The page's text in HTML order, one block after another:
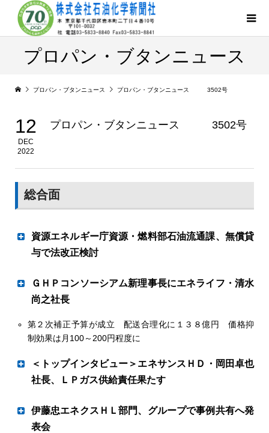
プロパン・ブタンニュース
プロパン・ブタンニュース プロパン・ブタンニュース 3502号
12
DEC
2022
プロパン・ブタンニュース 3502号
総合面
資源エネルギー庁資源・燃料部石油流通課、無償貸
与で法改正検討
設備費と料金分離明確化へ
資源エネルギー庁資源・燃料部石油流通課は５日に開かれ
た全国ＬＰガス協会の流通委員会で、無償貸与・無償配管
明らかにした。消費者負担となる配管などの設備費とガス
料金を完全に分離するようＬＰガス法の省令などで明確化
する考え。
ＧＨＰコンソーシアム新理事長にエネライフ・清水
尚之社長
電力不足、ＢＣＰに対応へ
第２次補正予算が成立 配送合理化に１３８億円 価格抑
制効果は月100～200円程度に
＜トップインタビュー＞エネサンスＨＤ・岡田卓也
社長、ＬＰガス供給責任果たす
持続可能なエネ社会へ貢献
伊藤忠エネクスＨＬ部門、グループで事例共有へ発
表会